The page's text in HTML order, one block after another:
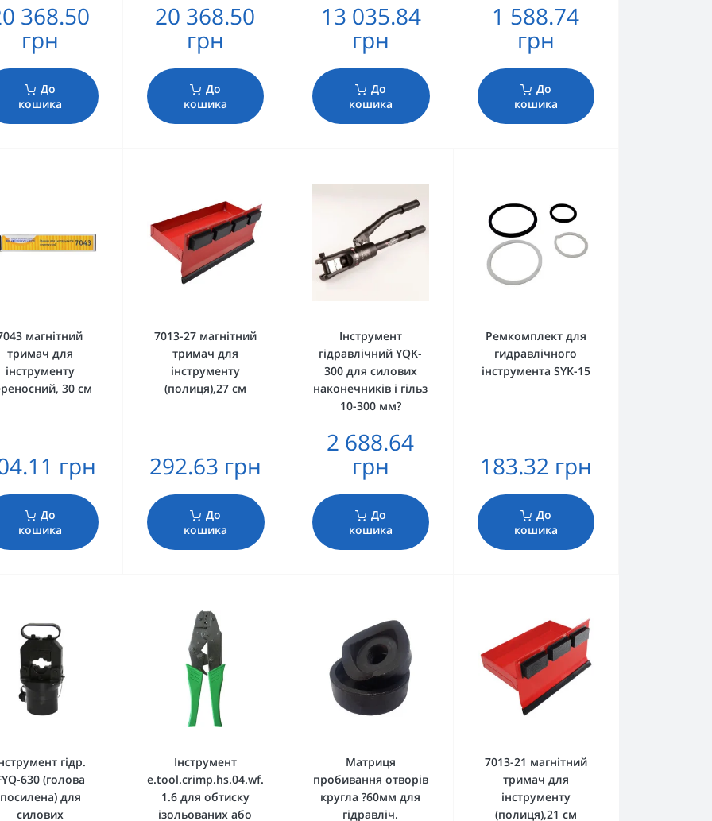
368.50
грн
До
кошика
20 368.50
грн
До
кошика
13 035.84
грн
До
кошика
1 588.74
грн
До
кошика
магнітний
тримач для
інструменту
30 см
грн
До
кошика
7013-27 магнітний
тримач для
інструменту
(полиця),27 см
292.63 грн
До
кошика
Інструмент
гідравлічний YQK-
300 для силових
наконечників і гільз
10-300 мм?
2 688.64
грн
До
кошика
Ремкомплект для
гидравлічного
інструмента SYK-15
183.32 грн
До
кошика
гідр.
630 (голова
посилена) для
силових
Інструмент
e.tool.crimp.hs.04.wf.
1.6 для обтиску
ізольованих або
Матриця
пробивання отворів
кругла ?60мм для
гідравліч.
7013-21 магнітний
тримач для
інструменту
(полиця),21 см